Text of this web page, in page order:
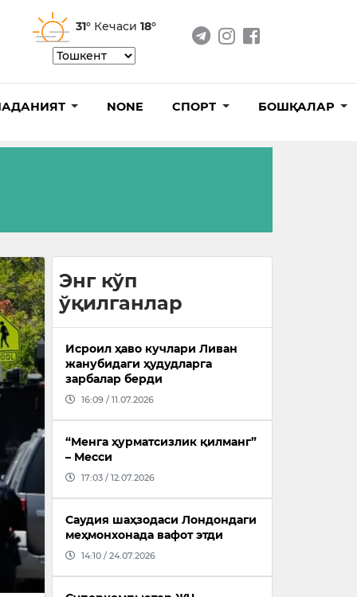
31° Кечаси 18°
NONE СПОРТ БОШҚАЛАР
Энг кўп
ўқилганлар
Исроил ҳаво кучлари Ливан
жанубидаги ҳудудларга
зарбалар берди
16:09 / 11.07.2026
“Менга ҳурматсизлик қилманг”
– Месси
17:03 / 12.07.2026
Саудия шаҳзодаси Лондондаги
меҳмонхонада вафот этди
14:10 / 24.07.2026